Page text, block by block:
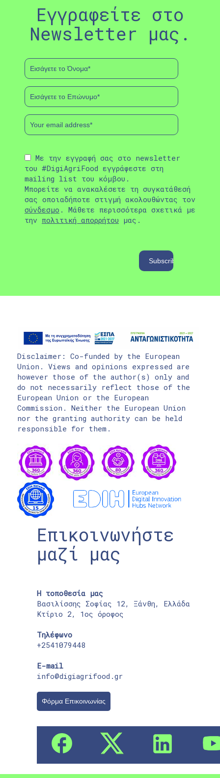
Εγγραφείτε στο
Newsletter μας.
Με την εγγραφή σας στο newsletter
του #DigiAgriFood εγγράφεστε στη
mailing list του κόμβου.
Μπορείτε να ανακαλέσετε τη συγκατάθεσή
σας οποιαδήποτε στιγμή ακολουθώντας τον
σύνδεσμο . Μάθετε περισσότερα σχετικά με
την πολιτική απορρήτου μας.
Disclaimer: Co-funded by the European
Union. Views and opinions expressed are
however those of the author(s) only and
do not necessarily reflect those of the
European Union or the European
Commission. Neither the European Union
nor the granting authority can be held
responsible for them.
Επικοινωνήστε
μαζί μας
Η τοποθεσία μας
Βασιλίσσης Σοφίας 12, Ξάνθη, Ελλάδα
Κτίριο 2, 1ος όροφος
Τηλέφωνο
+2541079448
E-mail
info@digiagrifood.gr
Φόρμα Επικοινωνίας